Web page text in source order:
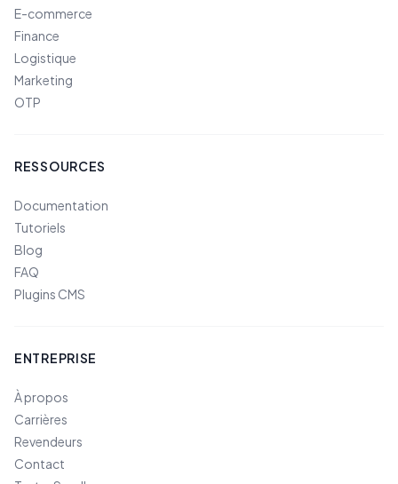
E-commerce
Finance
Logistique
Marketing
OTP
RESSOURCES
Documentation
Tutoriels
Blog
FAQ
Plugins CMS
ENTREPRISE
À propos
Carrières
Revendeurs
Contact